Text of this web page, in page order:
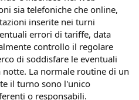
sia telefoniche che online,
inserite nei turni
errori di tariffe, data
controllo il regolare
di soddisfare le eventuali
La normale routine di un
il turno sono l'unico
o responsabili.